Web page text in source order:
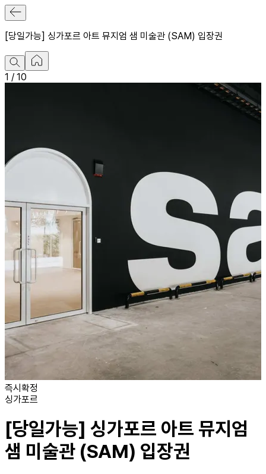
[당일가능] 싱가포르 아트 뮤지엄 샘 미술관 (SAM) 입장권
1 / 10
즉시확정
싱가포르
[당일가능] 싱가포르 아트 뮤지엄
샘 미술관 (SAM) 입장권